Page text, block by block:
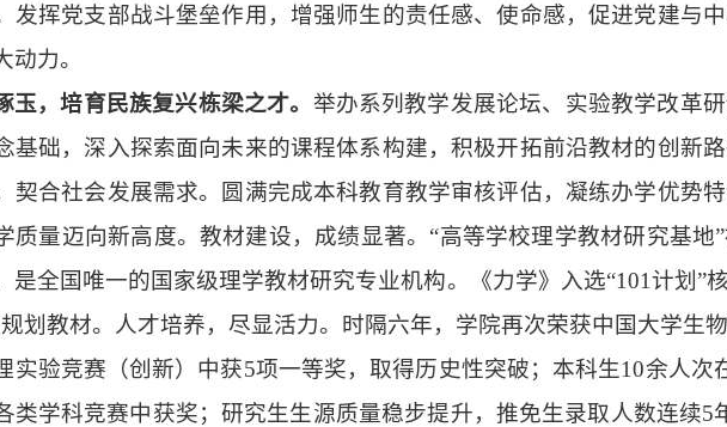
发挥党支部战斗堡垒作用，增强师生的责任感、使命感，促进党建与
动力。
玉，培育民族复兴栋梁之才。 举办系列教学发展论坛、实验教学改革
基础，深入探索面向未来的课程体系构建，积极开拓前沿教材的创新
契合社会发展需求。圆满完成本科教育教学审核评估，凝练办学优势
质量迈向新高度。教材建设，成绩显著。 “高等学校理学教材研究基地
是全国唯一的国家级理学教材研究专业机构。《力学》入选“101计划”
划教材。人才培养，尽显活力。时隔六年，学院再次荣获中国大学生
实验竞赛（创新）中获5项一等奖，取得历史性突破；本科生10余人次
类学科竞赛中获奖；研究生生源质量稳步提升，推免生录取人数连续5